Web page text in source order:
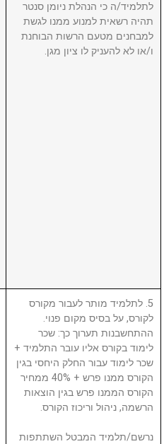
לתלמיד/ה כי הנהלת ניומן סנטר
תהיה רשאית למנוע ממנו לגשת
למבחנים מטעם הרשות הבוחנת
ו/או לא להעניק לו ציון מגן.
5. לתלמיד מותר לעבור מקורס
לקורס, על בסיס מקום פנוי.
ההתחשבנות תערוך כך: שכר
לימוד בקורס אליו עובר התלמיד +
שכר לימוד עבור החלק היחסי בגין
הקורס ממנו פרש + 40% ממחיר
הקורס הממנו פרש בגין הוצאות
הרשמה, ניהול וריכוז הקורס.
נרשם/תלמיד המבטל השתתפות